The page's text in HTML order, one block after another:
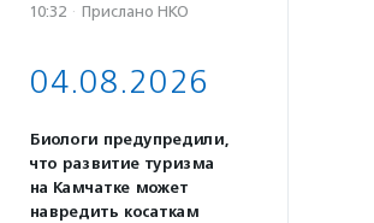
10:32 · Прислано НКО
04.08.2026
Биологи предупредили,
что развитие туризма
на Камчатке может
навредить косаткам